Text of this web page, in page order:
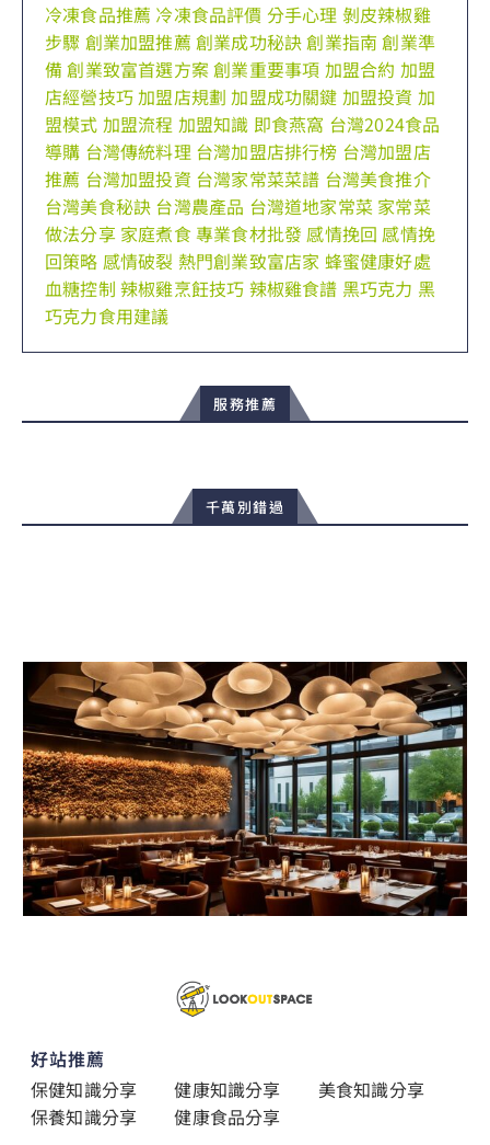
冷凍食品推薦 冷凍食品評價 分手心理 剝皮辣椒雞
步驟 創業加盟推薦 創業成功秘訣創業指南 創業準
備創業致富首選方案創業重要事項 加盟合約 加盟
店經營技巧加盟店規劃 加盟成功關鍵 加盟投資 加
盟模式 加盟流程 加盟知識 即食燕窩 台灣2024食品
導購 台灣傳統料理 台灣加盟店排行榜 台灣加盟店
推薦 台灣加盟投資 台灣家常菜菜譜 台灣美食推介
台灣美食秘訣 台灣農產品 台灣道地家常菜 家常菜
做法分享 家庭煮食專業食材批發感情挽回 感情挽
回策略 感情破裂 熱門創業致富店家 蜂蜜健康好處
血糖控制 辣椒雞烹飪技巧 辣椒雞食譜 黑巧克力 黑
巧克力食用建議
服務推薦
千萬別錯過
好站推薦
保健知識分享
健康知識分享
美食知識分享
保養知識分享
健康食品分享